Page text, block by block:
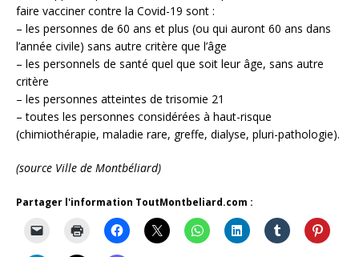
faire vacciner contre la Covid-19 sont :
– les personnes de 60 ans et plus (ou qui auront 60 ans dans
l’année civile) sans autre critère que l’âge
– les personnels de santé quel que soit leur âge, sans autre
critère
– les personnes atteintes de trisomie 21
– toutes les personnes considérées à haut-risque
(chimiothérapie, maladie rare, greffe, dialyse, pluri-pathologie).
(source Ville de Montbéliard)
Partager l'information ToutMontbeliard.com :